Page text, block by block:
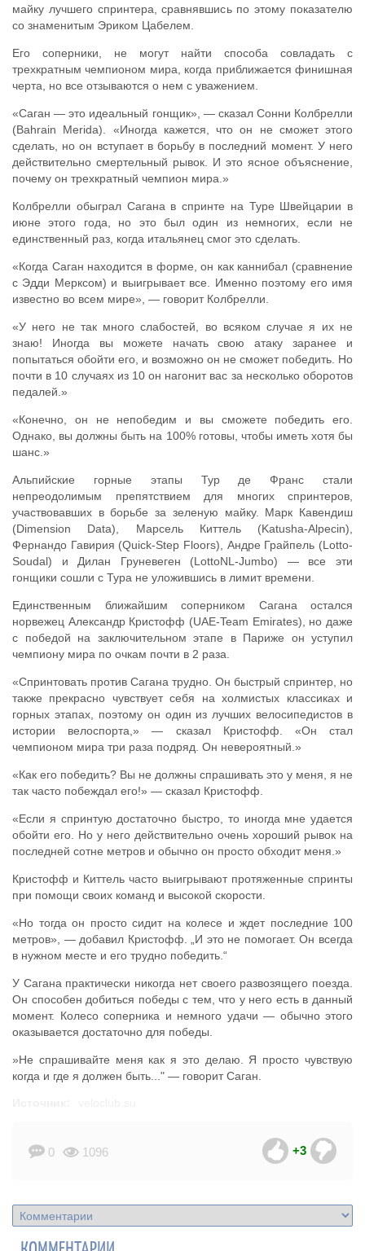
майку лучшего спринтера, сравнявшись по этому показателю
со знаменитым Эриком Цабелем.
Его соперники, не могут найти способа совладать с
трехкратным чемпионом мира, когда приближается финишная
черта, но все отзываются о нем с уважением.
«Саган — это идеальный гонщик», — сказал Сонни Колбрелли
(Bahrain Merida). «Иногда кажется, что он не сможет этого
сделать, но он вступает в борьбу в последний момент. У него
действительно смертельный рывок. И это ясное объяснение,
почему он трехкратный чемпион мира.»
Колбрелли обыграл Сагана в спринте на Туре Швейцарии в
июне этого года, но это был один из немногих, если не
единственный раз, когда итальянец смог это сделать.
«Когда Саган находится в форме, он как каннибал (сравнение
с Эдди Мерксом) и выигрывает все. Именно поэтому его имя
известно во всем мире», — говорит Колбрелли.
«У него не так много слабостей, во всяком случае я их не
знаю! Иногда вы можете начать свою атаку заранее и
попытаться обойти его, и возможно он не сможет победить. Но
почти в 10 случаях из 10 он нагонит вас за несколько оборотов
педалей.»
«Конечно, он не непобедим и вы сможете победить его.
Однако, вы должны быть на 100% готовы, чтобы иметь хотя бы
шанс.»
Альпийские горные этапы Тур де Франс стали
непреодолимым препятствием для многих спринтеров,
участвовавших в борьбе за зеленую майку. Марк Кавендиш
(Dimension Data), Марсель Киттель (Katusha-Alpecin),
Фернандо Гавирия (Quick-Step Floors), Андре Грайпель (Lotto-
Soudal) и Дилан Груневеген (LottoNL-Jumbo) — все эти
гонщики сошли с Тура не уложившись в лимит времени.
Единственным ближайшим соперником Сагана остался
норвежец Александр Кристофф (UAE-Team Emirates), но даже
с победой на заключительном этапе в Париже он уступил
чемпиону мира по очкам почти в 2 раза.
«Спринтовать против Сагана трудно. Он быстрый спринтер, но
также прекрасно чувствует себя на холмистых классиках и
горных этапах, поэтому он один из лучших велосипедистов в
истории велоспорта,» — сказал Кристофф. «Он стал
чемпионом мира три раза подряд. Он невероятный.»
«Как его победить? Вы не должны спрашивать это у меня, я не
так часто побеждал его!» — сказал Кристофф.
«Если я спринтую достаточно быстро, то иногда мне удается
обойти его. Но у него действительно очень хороший рывок на
последней сотне метров и обычно он просто обходит меня.»
Кристофф и Киттель часто выигрывают протяженные спринты
при помощи своих команд и высокой скорости.
«Но тогда он просто сидит на колесе и ждет последние 100
метров», — добавил Кристофф. „И это не помогает. Он всегда
в нужном месте и его трудно победить.“
У Сагана практически никогда нет своего развозящего поезда.
Он способен добиться победы с тем, что у него есть в данный
момент. Колесо соперника и немного удачи — обычно этого
оказывается достаточно для победы.
»Не спрашивайте меня как я это делаю. Я просто чувствую
когда и где я должен быть..." — говорит Саган.
0 1096 +3